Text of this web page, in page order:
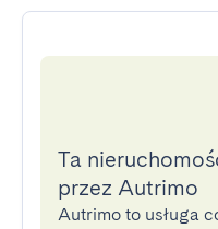
Ta
przez Autrimo
Autrimo to usługa